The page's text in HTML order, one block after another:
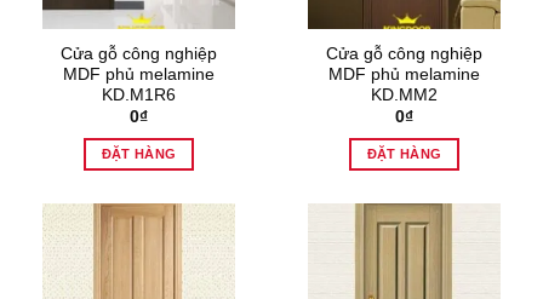
Cửa gỗ công nghiệp
MDF phủ melamine
KD.M1R6
0₫
ĐẶT HÀNG
Cửa gỗ công nghiệp
MDF phủ melamine
KD.MM2
0₫
ĐẶT HÀNG